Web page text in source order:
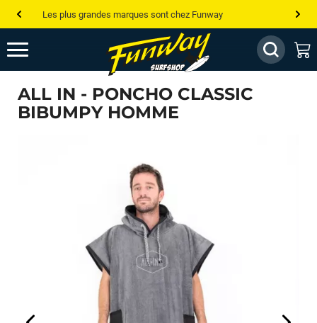
Les plus grandes marques sont chez Funway
Jusqu’à -75% de remise sur le windsurf, wingfoil, etc...
💰 Meilleur prix garanti — Moins cher ailleurs ? On s’aligne !
Besoin de conseils de pro ? Appelle nous !
ALL IN - PONCHO CLASSIC
BIBUMPY HOMME